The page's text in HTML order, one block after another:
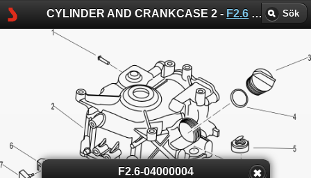
CYLINDER AND CRANKCASE 2 - F2.6 Parsun
Sök
F2.6-04000004